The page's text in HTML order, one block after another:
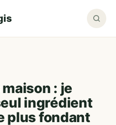
: je
ingrédient
plus fondant